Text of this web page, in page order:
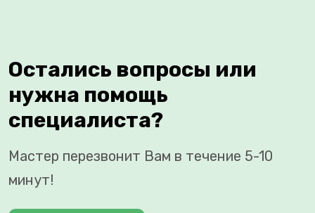
Остались вопросы или
нужна помощь
специалиста?
Мастер перезвонит Вам в течение 5-10
минут!